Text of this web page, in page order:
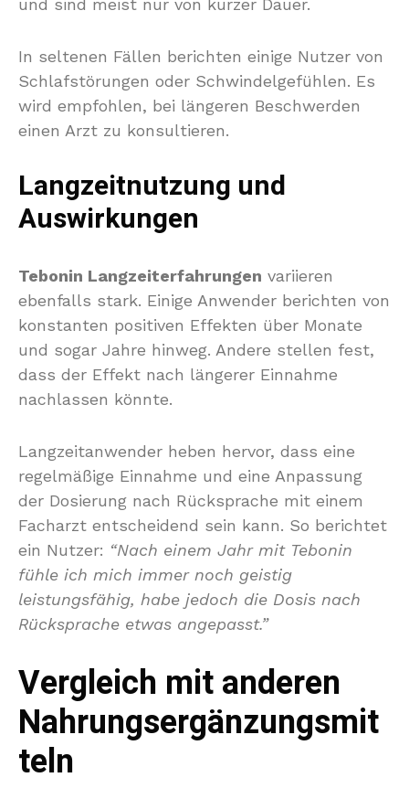
und sind meist nur von kurzer Dauer.
In seltenen Fällen berichten einige Nutzer von
Schlafstörungen oder Schwindelgefühlen. Es
wird empfohlen, bei längeren Beschwerden
einen Arzt zu konsultieren.
Langzeitnutzung und
Auswirkungen
Tebonin Langzeiterfahrungen variieren
ebenfalls stark. Einige Anwender berichten von
konstanten positiven Effekten über Monate
und sogar Jahre hinweg. Andere stellen fest,
dass der Effekt nach längerer Einnahme
nachlassen könnte.
Langzeitanwender heben hervor, dass eine
regelmäßige Einnahme und eine Anpassung
der Dosierung nach Rücksprache mit einem
Facharzt entscheidend sein kann. So berichtet
ein Nutzer: “Nach einem Jahr mit Tebonin
fühle ich mich immer noch geistig
leistungsfähig, habe jedoch die Dosis nach
Rücksprache etwas angepasst.”
Vergleich mit anderen
Nahrungsergänzungsmit
teln